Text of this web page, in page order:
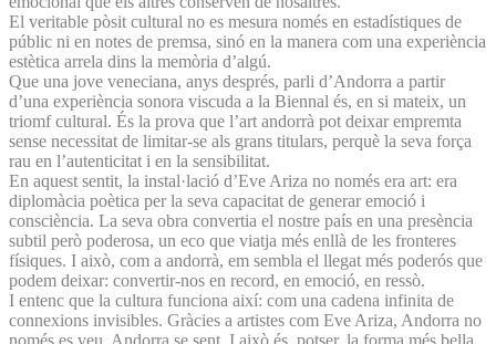
El veritable pòsit cultural no es mesura només en estadístiques de
públic ni en notes de premsa, sinó en la manera com una experiència
estètica arrela dins la memòria d’algú.
Que una jove veneciana, anys després, parli d’Andorra a partir
d’una experiència sonora viscuda a la Biennal és, en si mateix, un
triomf cultural. És la prova que l’art andorrà pot deixar empremta
sense necessitat de limitar-se als grans titulars, perquè la seva força
rau en l’autenticitat i en la sensibilitat.
En aquest sentit, la instal·lació d’Eve Ariza no només era art: era
diplomàcia poètica per la seva capacitat de generar emoció i
consciència. La seva obra convertia el nostre país en una presència
subtil però poderosa, un eco que viatja més enllà de les fronteres
físiques. I això, com a andorrà, em sembla el llegat més poderós que
podem deixar: convertir-nos en record, en emoció, en ressò.
I entenc que la cultura funciona així: com una cadena infinita de
connexions invisibles. Gràcies a artistes com Eve Ariza, Andorra no
només es veu, Andorra se sent. I això és, potser, la forma més bella